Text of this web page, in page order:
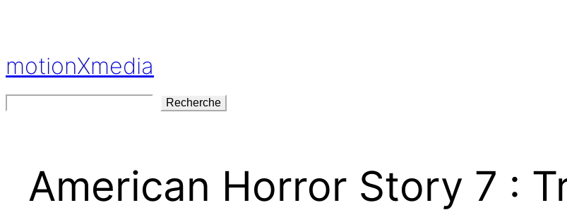
motionXmedia
Recherche
American Horror Story 7 :